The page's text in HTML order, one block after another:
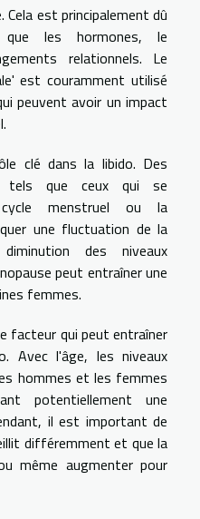
Cela est principalement dû
les hormones, le
relationnels. Le
est couramment utilisé
peuvent avoir un impact
clé dans la libido. Des
tels que ceux qui se
menstruel ou la
une fluctuation de la
des niveaux
peut entraîner une
femmes.
facteur qui peut entraîner
Avec l'âge, les niveaux
hommes et les femmes
potentiellement une
il est important de
différemment et que la
même augmenter pour